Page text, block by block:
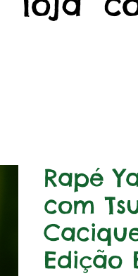
Rapé
com
Edição